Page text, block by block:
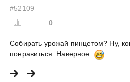
#52109
0
Собирать урожай пинцетом? Ну,
понравиться. Наверное.